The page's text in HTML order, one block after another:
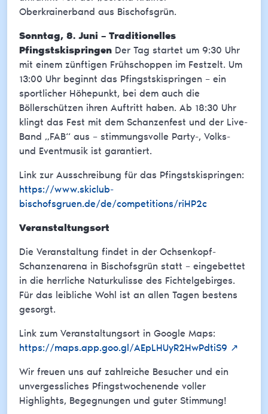
Oberkrainerband aus Bischofsgrün.
Sonntag, 8. Juni – Traditionelles
Pfingstskispringen Der Tag startet um 9:30 Uhr
mit einem zünftigen Frühschoppen im Festzelt. Um
13:00 Uhr beginnt das Pfingstskispringen – ein
sportlicher Höhepunkt, bei dem auch die
Böllerschützen ihren Auftritt haben. Ab 18:30 Uhr
klingt das Fest mit dem Schanzenfest und der Live-
Band „FAB“ aus – stimmungsvolle Party-, Volks-
und Eventmusik ist garantiert.
Link zur Ausschreibung für das Pfingstskispringen:
https://www.skiclub-
bischofsgruen.de/de/competitions/riHP2c
Veranstaltungsort
Die Veranstaltung findet in der Ochsenkopf-
Schanzenarena in Bischofsgrün statt – eingebettet
in die herrliche Naturkulisse des Fichtelgebirges.
Für das leibliche Wohl ist an allen Tagen bestens
gesorgt.
Link zum Veranstaltungsort in Google Maps:
https://maps.app.goo.gl/AEpLHUyR2HwPdtiS9 ↗
Wir freuen uns auf zahlreiche Besucher und ein
unvergessliches Pfingstwochenende voller
Highlights, Begegnungen und guter Stimmung!